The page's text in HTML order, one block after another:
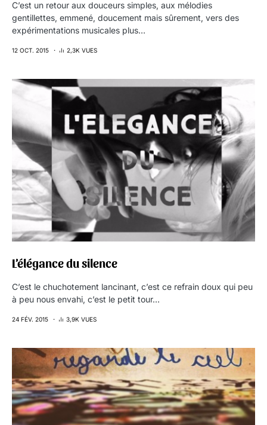
C’est un retour aux douceurs simples, aux mélodies
gentillettes, emmené, doucement mais sûrement, vers des
expérimentations musicales plus…
12 OCT. 2015 2,3K VUES
L’élégance du silence
C’est le chuchotement lancinant, c’est ce refrain doux qui peu
à peu nous envahi, c’est le petit tour…
24 FÉV. 2015 3,9K VUES